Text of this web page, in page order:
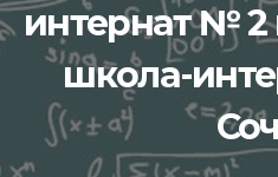
интернат № 2
школа-